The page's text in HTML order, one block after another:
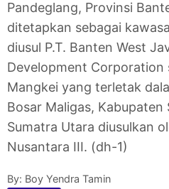
Pandeglang, Provinsi
ditetapkan sebagai
diusul P.T. Banten West
Development Corporation
Mangkei yang terletak
Bosar Maligas, Kabupaten
Sumatra Utara diusulkan
Nusantara III. (dh-1)
By: Boy Yendra Tamin